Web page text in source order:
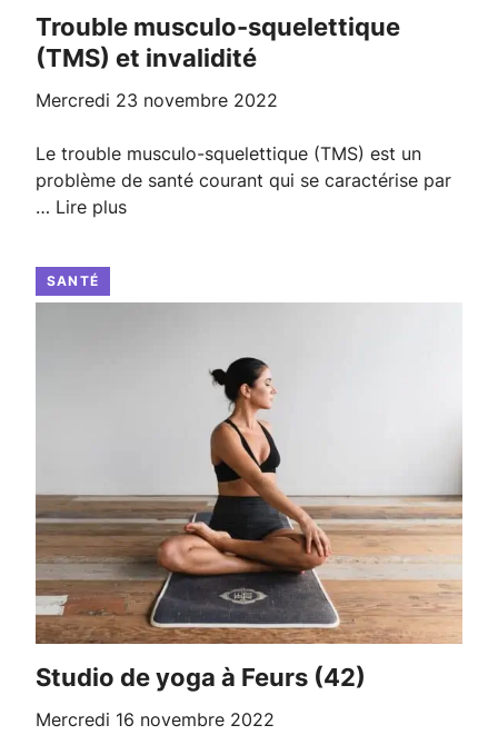
Trouble musculo-squelettique
(TMS) et invalidité
mercredi 23 novembre 2022
Le trouble musculo-squelettique (TMS) est un
problème de santé courant qui se caractérise par
… Lire plus
SANTÉ
Studio de yoga à Feurs (42)
mercredi 16 novembre 2022